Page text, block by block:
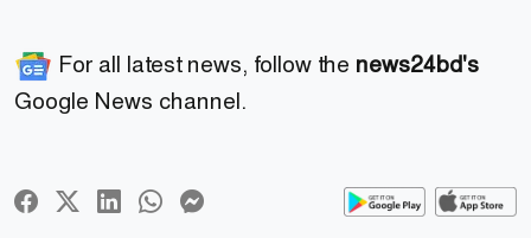
For all latest news, follow the news24bd's
Google News channel.